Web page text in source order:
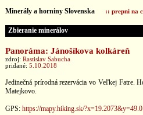
Minerály a horniny Slovenska :: prepni na
Zbieranie minerálov
Panoráma: Jánošíkova kolkáreň
zdroj: Rastislav Sabucha
pridané: 5.10.2018
Jedinečná prírodná rezervácia vo Veľkej Fatre.
Matejkovo.
GPS: https://mapy.hiking.sk/